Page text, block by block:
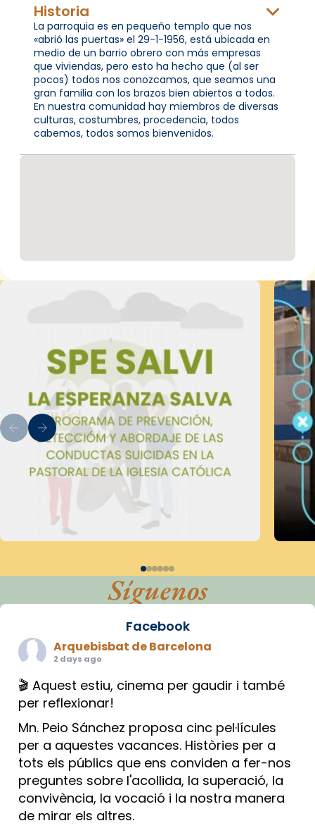
Historia
La parroquia es en pequeño templo que nos
«abrió las puertas» el 29-1-1956, está ubicada en
medio de un barrio obrero con más empresas
que viviendas, pero esto ha hecho que (al ser
pocos) todos nos conozcamos, que seamos una
gran familia con los brazos bien abiertos a todos.
En nuestra comunidad hay miembros de diversas
culturas, costumbres, procedencia, todos
cabemos, todos somos bienvenidos.
Síguenos
Facebook
Arquebisbat de Barcelona
2 days ago
🎬 Aquest estiu, cinema per gaudir i també
per reflexionar!
Mn. Peio Sánchez proposa cinc pel·lícules
per a aquestes vacances. Històries per a
tots els públics que ens conviden a fer-nos
preguntes sobre l'acollida, la superació, la
convivència, la vocació i la nostra manera
de mirar els altres.